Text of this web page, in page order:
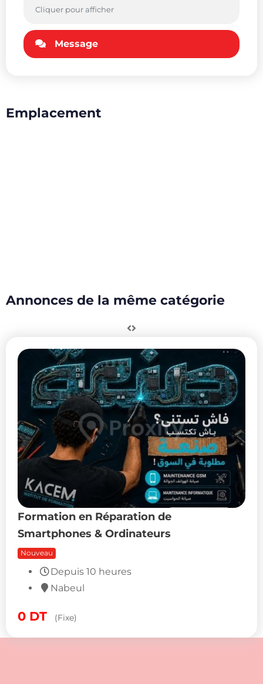
Cliquer pour afficher
Message
Emplacement
Annonces de la même catégorie
Formation en Réparation de
Smartphones & Ordinateurs
Nouveau
DT (Fixe)